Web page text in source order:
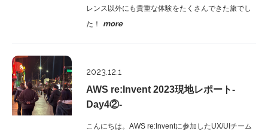
レンス以外にも貴重な体験をたくさんできた旅でし
た！
more
2023.12.1
AWS re:Invent 2023現地レポート-
Day4②-
こんにちは。AWS re:Inventに参加したUX/UIチーム